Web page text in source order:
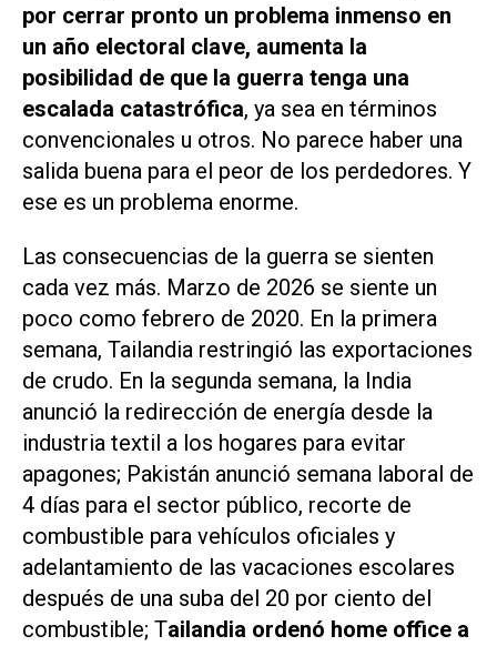
por cerrar pronto un problema inmenso en
un año electoral clave, aumenta la
posibilidad de que la guerra tenga una
escalada catastrófica, ya sea en términos
convencionales u otros. No parece haber una
salida buena para el peor de los perdedores. Y
ese es un problema enorme.
Las consecuencias de la guerra se sienten
cada vez más. Marzo de 2026 se siente un
poco como febrero de 2020. En la primera
semana, Tailandia restringió las exportaciones
de crudo. En la segunda semana, la India
anunció la redirección de energía desde la
industria textil a los hogares para evitar
apagones; Pakistán anunció semana laboral de
4 días para el sector público, recorte de
combustible para vehículos oficiales y
adelantamiento de las vacaciones escolares
después de una suba del 20 por ciento del
combustible; Tailandia ordenó home office a